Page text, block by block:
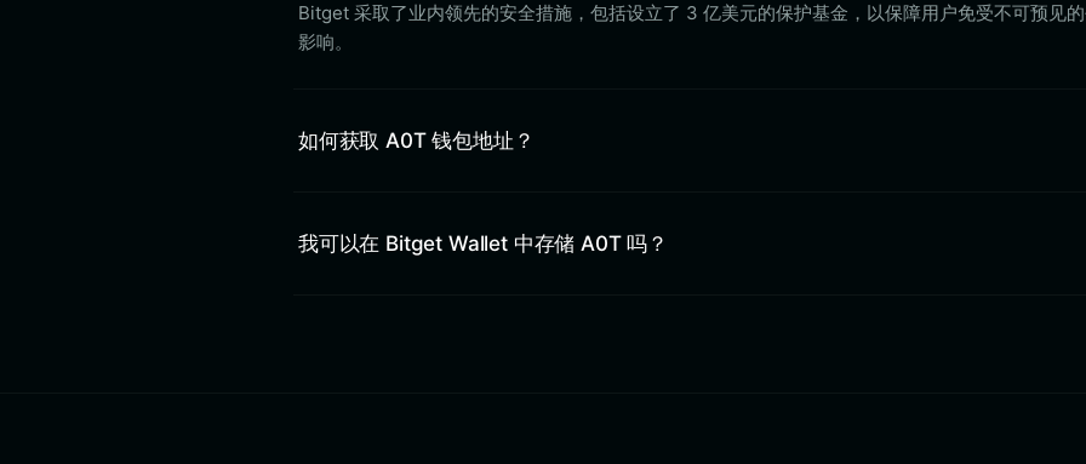
Bitget 采取了业内领先的安全措施，包括设立了 3 亿美元的保护基金，以保障用户免受不可预见
影响。
如何获取 A0T 钱包地址？
我可以在 Bitget Wallet 中存储 A0T 吗？